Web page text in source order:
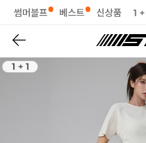
썸머블프 베스트 신상품 1 +